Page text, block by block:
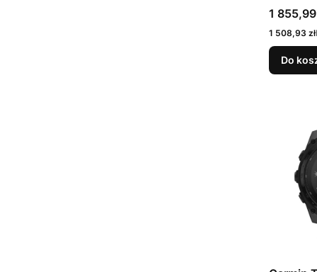
px
Srebrny
Cena
1 855,99
Cena
1 508,93 zł
Do